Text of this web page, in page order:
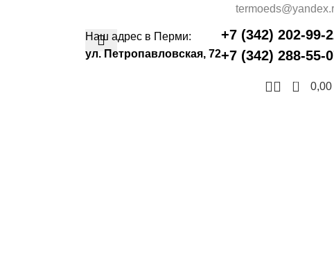
Наш адрес в Перми:
ул. Петропавловская, 72
+7 (342) 202-99-
+7 (342) 288-55-
0 0,00